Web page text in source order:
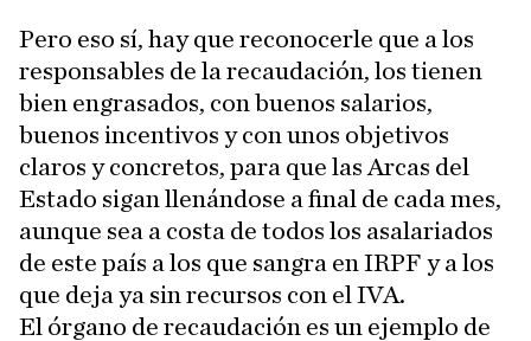
Pero eso sí, hay que reconocerle que a los
responsables de la recaudación, los tienen
bien engrasados, con buenos salarios,
buenos incentivos y con unos objetivos
claros y concretos, para que las Arcas del
Estado sigan llenándose a final de cada mes,
aunque sea a costa de todos los asalariados
de este país a los que sangra en IRPF y a los
que deja ya sin recursos con el IVA.
El órgano de recaudación es un ejemplo de